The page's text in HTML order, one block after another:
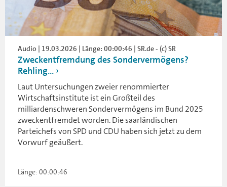
Audio | 19.03.2026 | Länge: 00:00:46 | SR.de - (c) SR
Zweckentfremdung des Sondervermögens?
Rehling...
Laut Untersuchungen zweier renommierter
Wirtschaftsinstitute ist ein Großteil des
milliardenschweren Sondervermögens im Bund 2025
zweckentfremdet worden. Die saarländischen
Parteichefs von SPD und CDU haben sich jetzt zu dem
Vorwurf geäußert.
Länge: 00:00:46